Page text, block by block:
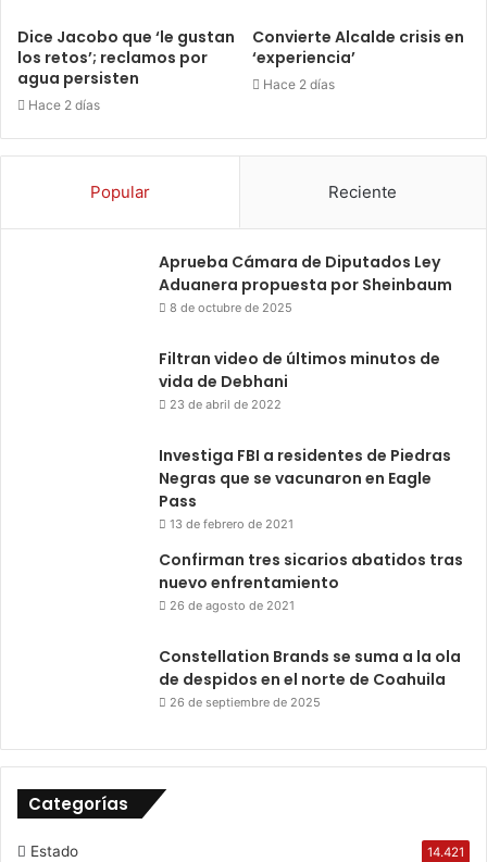
Dice Jacobo que ‘le gustan
los retos’; reclamos por
agua persisten
Hace 2 días
Convierte Alcalde crisis en
‘experiencia’
Hace 2 días
Popular Reciente
Aprueba Cámara de Diputados Ley
Aduanera propuesta por Sheinbaum
8 de octubre de 2025
Filtran video de últimos minutos de
vida de Debhani
23 de abril de 2022
Investiga FBI a residentes de Piedras
Negras que se vacunaron en Eagle
Pass
13 de febrero de 2021
Confirman tres sicarios abatidos tras
nuevo enfrentamiento
26 de agosto de 2021
Constellation Brands se suma a la ola
de despidos en el norte de Coahuila
26 de septiembre de 2025
Categorías
Estado 14.421